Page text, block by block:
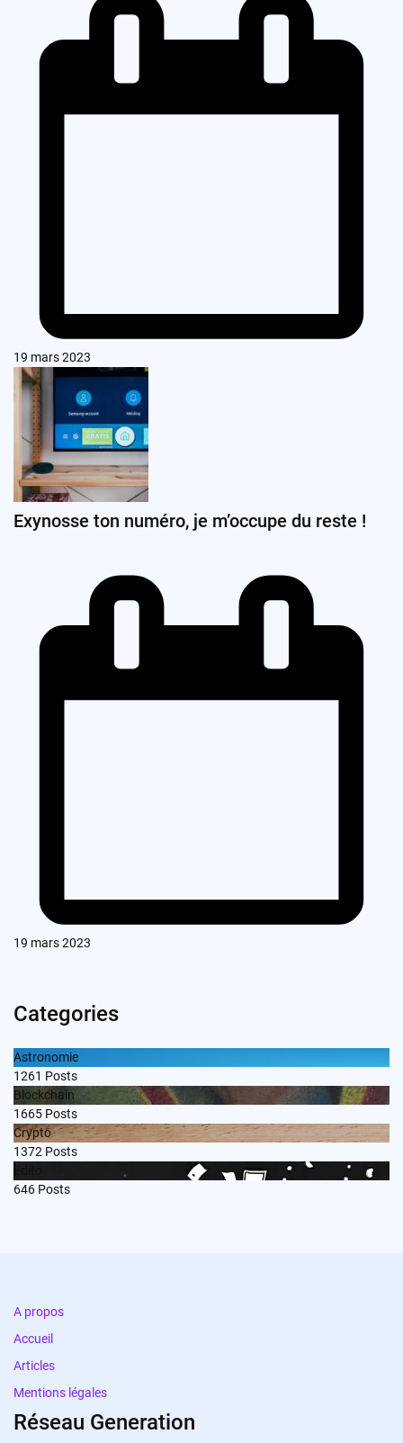
19 mars 2023
Exynosse ton numéro, je m’occupe du reste !
19 mars 2023
Categories
Astronomie
1261 Posts
Blockchain
1665 Posts
Crypto
1372 Posts
646 Posts
A propos
Accueil
Articles
Mentions légales
Réseau Generation